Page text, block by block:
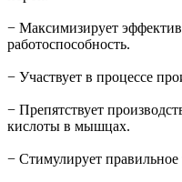
− Максимизирует
работоспособность.
− Участвует в процессе
− Препятствует
кислоты в мышцах.
− Стимулирует правильное